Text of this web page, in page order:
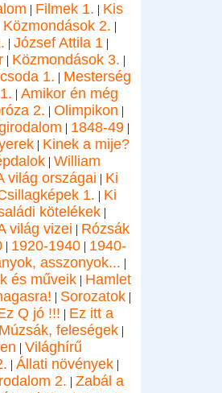
| Filmek 1. | Kis
Közmondások 2. |
| József Attila 1 |
| Közmondások 3. |
1. | Mesterség
| Amikor én még
2. | Olimpikon |
| 1848-49|
| Kinek a mije?
| William
világ országai | Ki
1. | Ki
kötelékek |
világ vizei | Rózsák
| 1920-1940 | 1940-
asszonyok... |
és műveik| Hamlet
| Sorozatok|
Q jó !!! | Ez itt a
Múzsák, feleségek |
| Világhírű
| Állati növények |
2. | Zabál a